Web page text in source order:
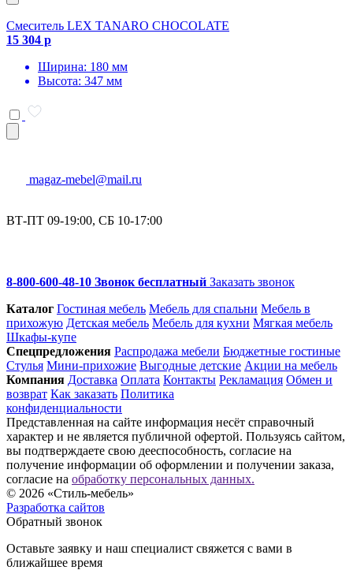
Смеситель LEX TANARO CHOCOLATE
15 304 р
Ширина: 180 мм
Высота: 347 мм
magaz-mebel@mail.ru
ВТ-ПТ 09-19:00, СБ 10-17:00
8-800-600-48-10 Звонок бесплатный Заказать звонок
Каталог Гостиная мебель Мебель для спальни Мебель в
прихожую Детская мебель Мебель для кухни Мягкая мебель
Шкафы-купе
Спец­предложения Распродажа мебели Бюджетные гостиные
Стулья Мини-прихожие Выгодные детские Акции на мебель
Компания Доставка Оплата Контакты Рекламация Обмен и
возврат Как заказать Политика
конфиденциальности
Представленная на сайте информация несёт справочный
характер и не является публичной офертой. Пользуясь сайтом,
вы подтверждаете свою дееспособность, согласие на
получение информации об оформлении и получении заказа,
согласие на обработку персональных данных.
© 2026 «Стиль-мебель»
Разработка сайтов
Обратный звонок
Оставьте заявку и наш специалист свяжется с вами в
ближайшее время